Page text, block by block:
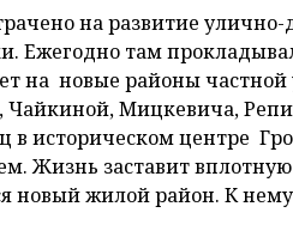
на развитие
Ежегодно там
на новые районы частной
Чайкиной, Мицкевича,
в историческом центре
заставит вплотную
новый жилой район. К